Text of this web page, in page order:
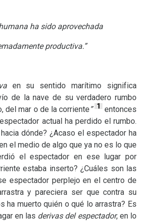
ha sido aprovechada
productiva.”
en su sentido marítimo significa
de la nave de su verdadero rumbo
del mar o de la corriente ” 1 entonces
actual ha perdido el rumbo.
dónde? ¿Acaso el espectador ha
el medio de algo que ya no es lo que
el espectador en ese lugar por
estaba inserto? ¿Cuáles son las
espectador perplejo en el centro de
y pareciera ser que contra su
ha muerto quién o qué lo arrastra? Es
en las derivas del espectador, en lo